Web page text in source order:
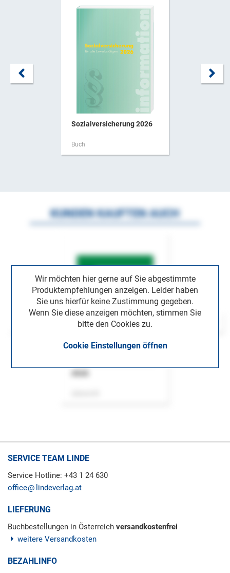
Sozialversicherung 2026
Buch
Wir möchten hier gerne auf Sie abgestimmte
Produktempfehlungen anzeigen. Leider haben
Sie uns hierfür keine Zustimmung gegeben.
Wenn Sie diese anzeigen möchten, stimmen Sie
bitte den Cookies zu.
Cookie Einstellungen öffnen
KUNDEN KAUFTEN AUCH
SERVICE TEAM LINDE
Service Hotline: +43 1 24 630
office
lindeverlag.at
LIEFERUNG
Buchbestellungen in Österreich versandkostenfrei
weitere Versandkosten
BEZAHLINFO